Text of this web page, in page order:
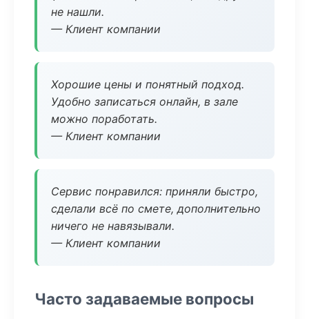
не нашли.
— Клиент компании
Хорошие цены и понятный подход.
Удобно записаться онлайн, в зале
можно поработать.
— Клиент компании
Сервис понравился: приняли быстро,
сделали всё по смете, дополнительно
ничего не навязывали.
— Клиент компании
Часто задаваемые вопросы